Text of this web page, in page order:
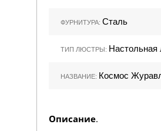
ФУРНИТУРА: Сталь
ТИП ЛЮСТРЫ: Настольная
НАЗВАНИЕ: Космос
Описание.